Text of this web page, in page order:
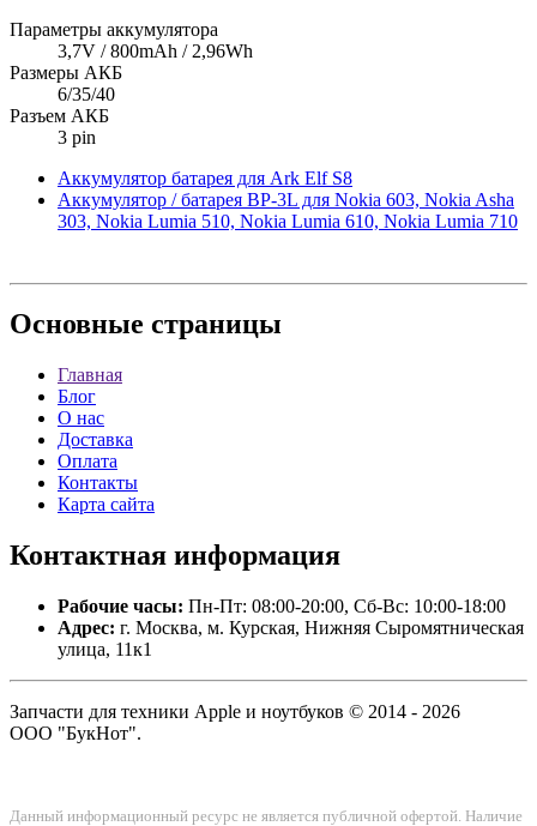
Параметры аккумулятора
3,7V / 800mAh / 2,96Wh
Размеры АКБ
6/35/40
Разъем АКБ
3 pin
Аккумулятор батарея для Ark Elf S8
Аккумулятор / батарея BP-3L для Nokia 603, Nokia Asha
303, Nokia Lumia 510, Nokia Lumia 610, Nokia Lumia 710
Основные страницы
Главная
Блог
О нас
Доставка
Оплата
Контакты
Карта сайта
Контактная информация
Рабочие часы: Пн-Пт: 08:00-20:00, Сб-Вс: 10:00-18:00
Адрес: г. Москва, м. Курская, Нижняя Сыромятническая
улица, 11к1
Запчасти для техники Apple и ноутбуков © 2014 - 2026
ООО "БукНот".
Данный информационный ресурс не является публичной офертой. Наличие